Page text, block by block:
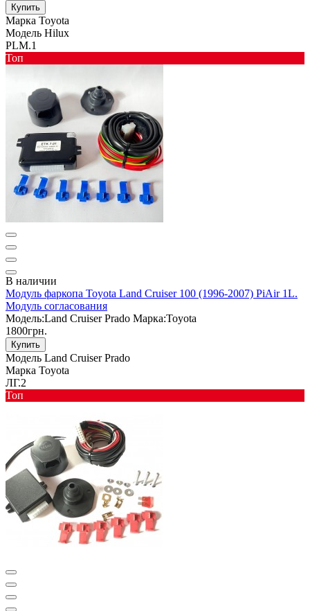
Купить
Марка Toyota
Модель Hilux
PLM.1
Toп
В наличии
Модуль фаркопа Toyota Land Cruiser 100 (1996-2007) PiAir 1L.
Модуль согласования
Мoдель:Land Cruiser Prado Марка:Toyota
1800грн.
Купить
Мoдель Land Cruiser Prado
Марка Toyota
ЛГ.2
Toп